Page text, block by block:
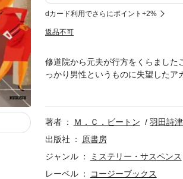
dカード利用でさらにポイント+2%
返品不可
修道院から元夫が行方をくらまし
っかり男性というものに失望したア
う天使のようなイケメンの副牧師
となって発見され……！？
著者 Ｍ．Ｃ．ビートン
羽田詩
出版社
原書房
ジャンル
ミステリー・サスペンス
レーベル
コージーブックス